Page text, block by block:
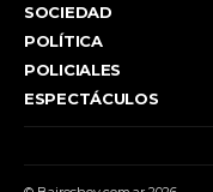
SOCIEDAD
POLÍTICA
POLICIALES
ESPECTÁCULOS